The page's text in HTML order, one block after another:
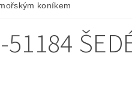
koníkem
51184